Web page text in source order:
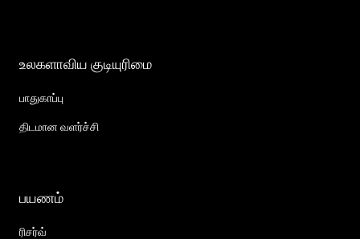
உலகளாவிய குடியுரிமை
பாதுகாப்பு
திடமான வளர்ச்சி
பயணம்
ரிசர்வ்